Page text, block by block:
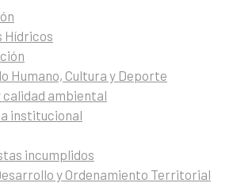
Hídricos
Humano, Cultura y Deporte
calidad ambiental
institucional
incumplidos
y Ordenamiento Territorial